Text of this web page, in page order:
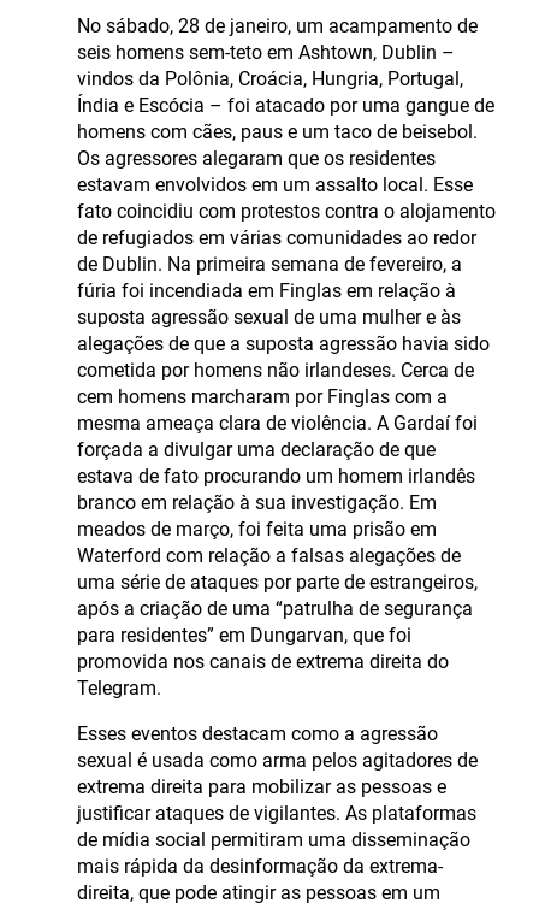
No sábado, 28 de janeiro, um acampamento de
seis homens sem-teto em Ashtown, Dublin –
vindos da Polônia, Croácia, Hungria, Portugal,
Índia e Escócia – foi atacado por uma gangue de
homens com cães, paus e um taco de beisebol.
Os agressores alegaram que os residentes
estavam envolvidos em um assalto local. Esse
fato coincidiu com protestos contra o alojamento
de refugiados em várias comunidades ao redor
de Dublin. Na primeira semana de fevereiro, a
fúria foi incendiada em Finglas em relação à
suposta agressão sexual de uma mulher e às
alegações de que a suposta agressão havia sido
cometida por homens não irlandeses. Cerca de
cem homens marcharam por Finglas com a
mesma ameaça clara de violência. A Gardaí foi
forçada a divulgar uma declaração de que
estava de fato procurando um homem irlandês
branco em relação à sua investigação. Em
meados de março, foi feita uma prisão em
Waterford com relação a falsas alegações de
uma série de ataques por parte de estrangeiros,
após a criação de uma “patrulha de segurança
para residentes” em Dungarvan, que foi
promovida nos canais de extrema direita do
Telegram.
Esses eventos destacam como a agressão
sexual é usada como arma pelos agitadores de
extrema direita para mobilizar as pessoas e
justificar ataques de vigilantes. As plataformas
de mídia social permitiram uma disseminação
mais rápida da desinformação da extrema-
direita, que pode atingir as pessoas em um